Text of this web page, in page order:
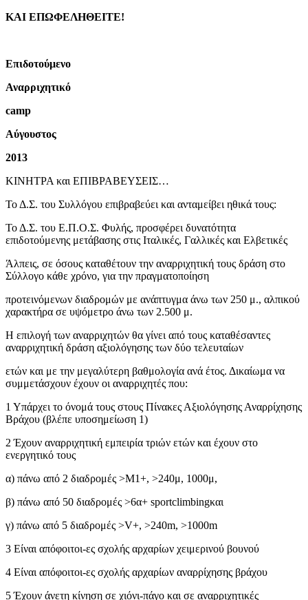
ΚΑΙ ΕΠΩΦΕΛΗΘΕΙΤΕ!
Επιδοτούμενο
Αναρριχητικό
camp
Αύγουστος
2013
ΚΙΝΗΤΡΑ και ΕΠΙΒΡΑΒΕΥΣΕΙΣ…
Το Δ.Σ. του Συλλόγου επιβραβεύει και ανταμείβει ηθικά τους:
Το Δ.Σ. του Ε.Π.Ο.Σ. Φυλής, προσφέρει δυνατότητα
επιδοτούμενης μετάβασης στις Ιταλικές, Γαλλικές και Ελβετικές
Άλπεις, σε όσους καταθέτουν την αναρριχητική τους δράση στο
Σύλλογο κάθε χρόνο, για την πραγματοποίηση
προτεινόμενων διαδρομών με ανάπτυγμα άνω των 250 μ., αλπικού
χαρακτήρα σε υψόμετρο άνω των 2.500 μ.
Η επιλογή των αναρριχητών θα γίνει από τους καταθέσαντες
αναρριχητική δράση αξιολόγησης των δύο τελευταίων
ετών και με την μεγαλύτερη βαθμολογία ανά έτος. Δικαίωμα να
συμμετάσχουν έχουν οι αναρριχητές που:
1 Υπάρχει το όνομά τους στους Πίνακες Αξιολόγησης Αναρρίχησης
Βράχου (βλέπε υποσημείωση 1)
2 Έχουν αναρριχητική εμπειρία τριών ετών και έχουν στο
ενεργητικό τους
α) πάνω από 2 διαδρομές >Μ1+, >240μ, 1000μ,
β) πάνω από 50 διαδρομές >6α+ sportclimbingκαι
γ) πάνω από 5 διαδρομές >V+, >240m, >1000m
3 Είναι απόφοιτοι-ες σχολής αρχαρίων χειμερινού βουνού
4 Είναι απόφοιτοι-ες σχολής αρχαρίων αναρρίχησης βράχου
5 Έχουν άνετη κίνηση σε χιόνι-πάγο και σε αναρριχητικές